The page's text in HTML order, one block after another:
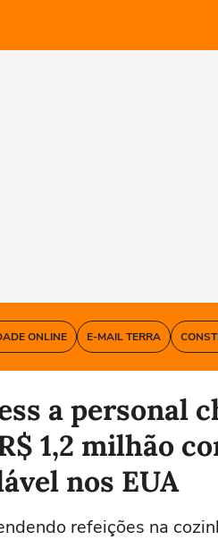
ONLINE E-MAIL TERRA
a personal
1,2 milhão
nos EUA
refeições na